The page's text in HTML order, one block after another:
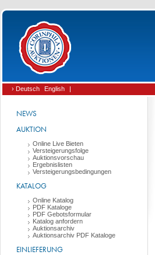
› Deutsch English |
NEWS
AUKTION
Online Live Bieten
Versteigerungsfolge
Auktionsvorschau
Ergebnislisten
Versteigerungsbedingungen
KATALOG
Online Katalog
PDF Kataloge
PDF Gebotsformular
Katalog anfordern
Auktionsarchiv
Auktionsarchiv PDF Kataloge
EINLIEFERUNG